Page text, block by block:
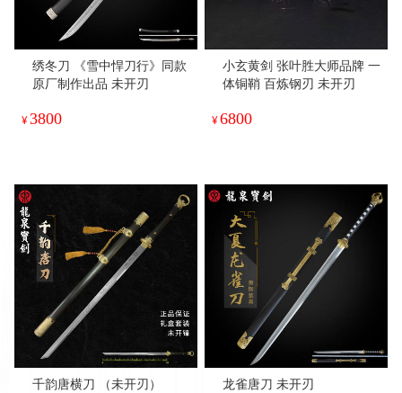
绣冬刀 《雪中悍刀行》同款
原厂制作出品 未开刃
¥3800
小玄黄剑 张叶胜大师品牌 一
体铜鞘 百炼钢刃 未开刃
¥6800
千韵唐横刀 （未开刃） 龙雀唐刀 未开刃